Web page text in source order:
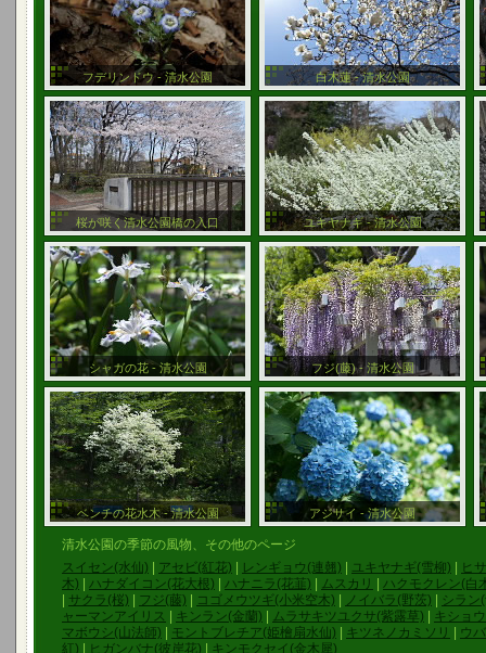
フデリンドウ - 清水公園 白木蓮 - 清水公園
桜が咲く清水公園橋の入口 ユキヤナギ - 清水公園
シャガの花 - 清水公園 フジ(藤) - 清水公園
ベンチの花水木 - 清水公園 アジサイ - 清水公園
清水公園の季節の風物、その他のページ
スイセン(水仙)
アセビ(紅花) レンギョウ(連翹) ユキヤナギ(雪柳)
ヒ
木)
ハナダイコン(花大根) ハナニラ(花韮) ムスカリ
ハクモクレン(白
サクラ(桜) フジ(藤) コゴメウツギ(小米空木) ノイバラ(野茨)
シラン
ャーマンアイリス
キンラン(金蘭) ムラサキツユクサ(紫露草)
キショ
マボウシ(山法師)
モントブレチア(姫檜扇水仙) キツネノカミソリ
ウ
紅)
ヒガンバナ(彼岸花)
キンモクセイ(金木犀)